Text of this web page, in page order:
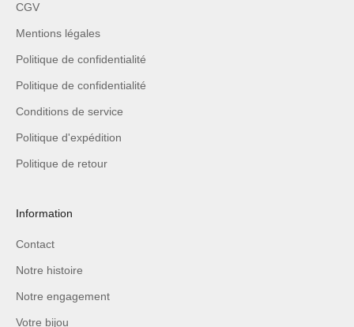
CGV
Mentions légales
Politique de confidentialité
Politique de confidentialité
Conditions de service
Politique d'expédition
Politique de retour
Information
Contact
Notre histoire
Notre engagement
Votre bijou